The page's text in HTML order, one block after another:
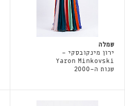
שמלה
ירון מינקובסקי -
Yaron Minkovski
שנות ה-2000